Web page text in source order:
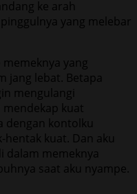
ke arah
yang melebar
yang
jang lebat. Betapa
mengulangi
kuat
dengan kontolku
kuat. Dan aku
dalam memeknya
saat aku nyampe.